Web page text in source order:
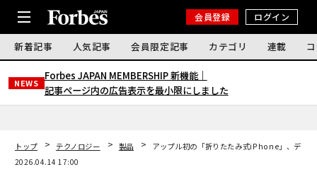
会員登録 ログイン
新着記事 人気記事 会員限定記事 カテゴリ 連載
NEWS
Forbes JAPAN MEMBERSHIP 新機能｜
記事ページ内の広告表示を最小限にしました
トップ テクノロジー 製品
アップル初の「折りたたみ式iPhone」、デザ
2026.04.14 17:00